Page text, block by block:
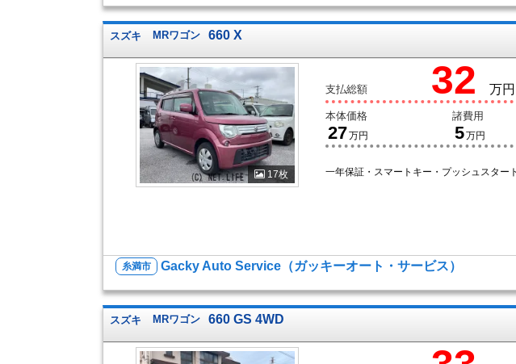
スズキ MRワゴン 660 X
17枚
支払総額 32 万円
本体価格
27万円
諸費用
5万円
一年保証・スマートキー・プッシュスター
糸満市 Gacky Auto Service（ガッキーオート・サービス）
スズキ MRワゴン 660 GS 4WD